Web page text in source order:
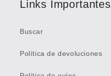
Links Importantes
Buscar
Política de devoluciones